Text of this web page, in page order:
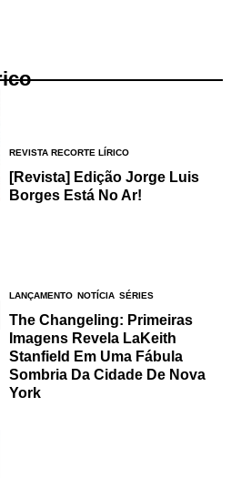
REVISTA RECORTE LÍRICO
[Revista] Edição Jorge Luis
Borges Está No Ar!
LANÇAMENTO NOTÍCIA SÉRIES
The Changeling: Primeiras
Imagens Revela LaKeith
Stanfield Em Uma Fábula
Sombria Da Cidade De Nova
York